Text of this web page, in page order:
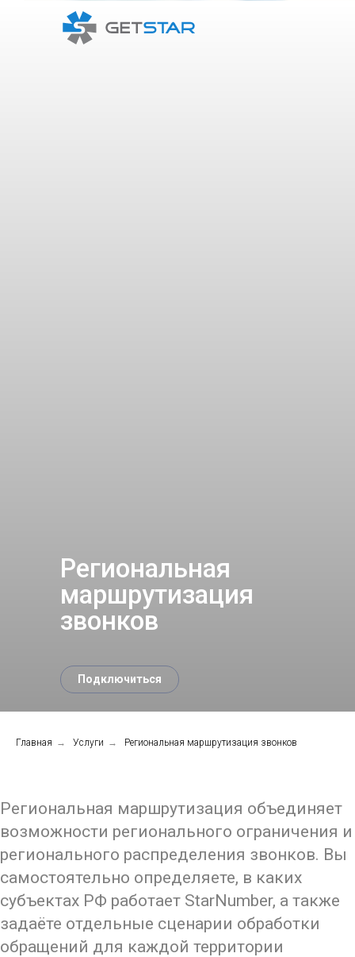
Региональная
маршрутизация
звонков
Подключиться
Главная → Услуги → Региональная маршрутизация звонков
Региональная маршрутизация объединяет
возможности регионального ограничения и
регионального распределения звонков. Вы
самостоятельно определяете, в каких
субъектах РФ работает StarNumber, а также
задаёте отдельные сценарии обработки
обращений для каждой территории